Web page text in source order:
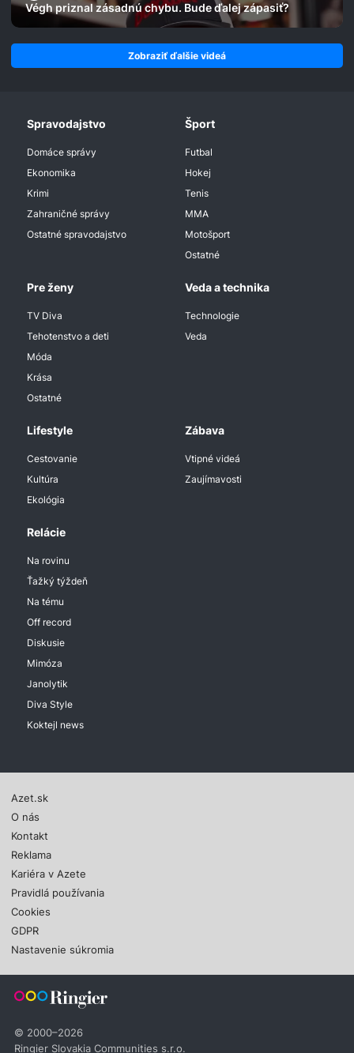
Végh priznal zásadnú chybu. Bude ďalej zápasiť?
Zobraziť ďalšie videá
Spravodajstvo
Domáce správy
Ekonomika
Krimi
Zahraničné správy
Ostatné spravodajstvo
Šport
Futbal
Hokej
Tenis
MMA
Motošport
Ostatné
Pre ženy
TV Diva
Tehotenstvo a deti
Móda
Krása
Ostatné
Veda a technika
Technologie
Veda
Lifestyle
Cestovanie
Kultúra
Ekológia
Zábava
Vtipné videá
Zaujímavosti
Relácie
Na rovinu
Ťažký týždeň
Na tému
Off record
Diskusie
Mimóza
Janolytik
Diva Style
Koktejl news
Azet.sk
O nás
Kontakt
Reklama
Kariéra v Azete
Pravidlá používania
Cookies
GDPR
Nastavenie súkromia
© 2000–2026
Ringier Slovakia Communities s.r.o.